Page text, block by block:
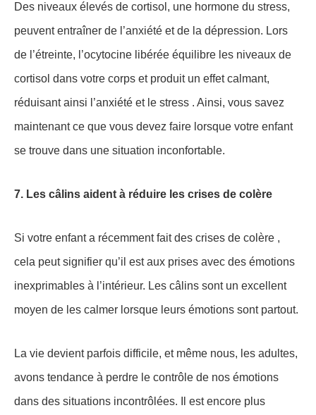
Des niveaux élevés de cortisol, une hormone du stress,
peuvent entraîner de l’anxiété et de la dépression. Lors
de l’étreinte, l’ocytocine libérée équilibre les niveaux de
cortisol dans votre corps et produit un effet calmant,
réduisant ainsi l’anxiété et le stress . Ainsi, vous savez
maintenant ce que vous devez faire lorsque votre enfant
se trouve dans une situation inconfortable.
7. Les câlins aident à réduire les crises de colère
Si votre enfant a récemment fait des crises de colère ,
cela peut signifier qu’il est aux prises avec des émotions
inexprimables à l’intérieur. Les câlins sont un excellent
moyen de les calmer lorsque leurs émotions sont partout.
La vie devient parfois difficile, et même nous, les adultes,
avons tendance à perdre le contrôle de nos émotions
dans des situations incontrôlées. Il est encore plus